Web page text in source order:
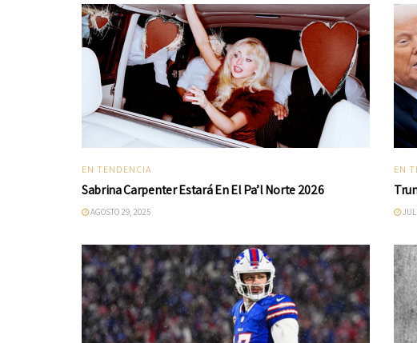
EN TENDENCIA
Sabrina Carpenter Estará En El Pa’l Norte 2026
AGOSTO 29, 2025
EN